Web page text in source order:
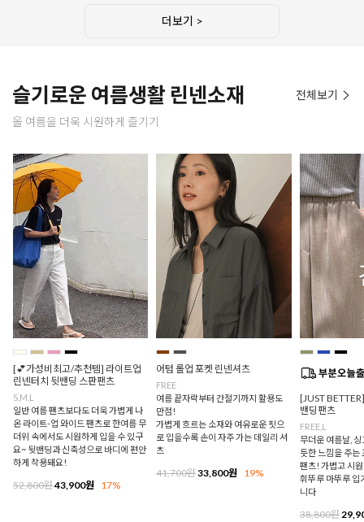
더보기 >
슬기로운 여름생활 린넨소재
올 여름을 더욱 시원하게 즐기기
전체보기
[💕가성비최고/추천템] 라이트업
린넨터치 뒷밴딩 스판팬츠
S,M,L
일반 여름 팬츠보다도 더욱 가볍게 나
온 라이트-업 와이드 팬츠로 한여름 무
더위 속에서도 시원하게 입을 수 있구
요~ 뒷밴딩과 신축성으로 바디에 편안
하게 착용돼요!
52,800원43,900원 17%
어텀 롤업 포켓 린넨셔츠
FREE
여름 끝자락부터 간절기까지 활용도
만점!
가볍게 흐르는 소재와 여유로운 핏으
로 입을수록 손이 자주 가는 데일리 셔
츠
41,700원33,800원 19%
[JUST
밴딩팬츠
FREE,L
무더운 여름날,
듯한 느낌을 주는
팬츠! 가볍고 시
휘뚜루 마뚜루 입
니다
38,800원